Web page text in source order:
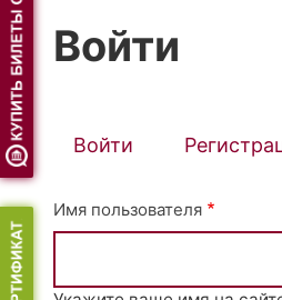
навигации
Войти
tabs
Войти (активная
Имя пользователя